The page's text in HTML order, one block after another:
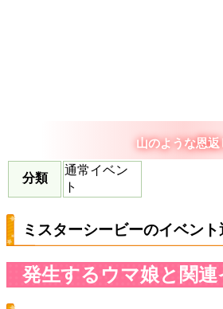
山のような恩返
分類
通常イベン
ト
ミスターシービーのイベン
発生するウマ娘と関連